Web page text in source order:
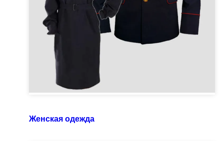
Женская одежда